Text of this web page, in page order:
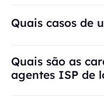
Quais casos de
A BestProxy
Quais são as
agentes ISP de